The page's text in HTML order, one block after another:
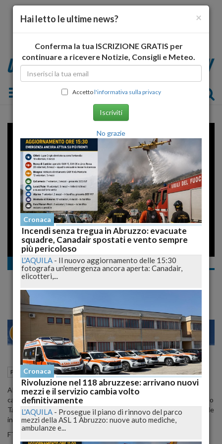
Toggle navigation
Error loading player: No playable
sources found
Politica
Chiodi: io e il mio amico Tancredi...
MILANO 28 30
Politica L'Aquila (AQ) 25 Ottobre 2008 13:53
Alla domanda: "Cosa è stato più determinante per la sua
candidatura, l'essere il sindaco di Teramo o la sua amicizia con Paolo
Tancredi?", il candidato presidente del popolo delle libertà risponde
in modo molto articolato.
FT
×
Hai letto le ultime news?
Conferma la tua ISCRIZIONE GRATIS per
continuare a ricevere Notizie, Consigli e Meteo.
Accettol'informativa sulla privacy
Iscriviti
No grazie
Cronaca
Incendi senza tregua in Abruzzo: evacuate
squadre, Canadair spostati e vento sempre
più pericoloso
L'AQUILA - Il nuovo aggiornamento delle 15:30
fotografa un'emergenza ancora aperta: Canadair,
elicotteri,...
Cronaca
Rivoluzione nel 118 abruzzese: arrivano nuovi
mezzi e il servizio cambia volto
definitivamente
L'AQUILA - Prosegue il piano di rinnovo del parco
mezzi della ASL 1 Abruzzo: nuove auto mediche,
ambulanze e...